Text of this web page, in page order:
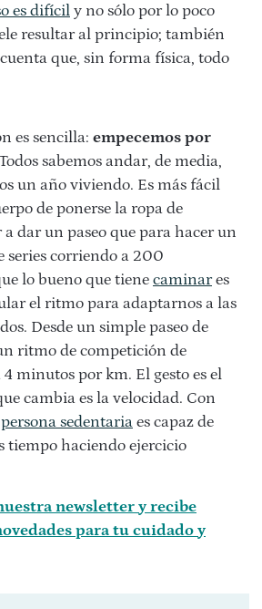
es difícil y no sólo por lo poco
resultar al principio; también
que, sin forma física, todo
es sencilla: empecemos por
sabemos andar, de media,
un año viviendo. Es más fácil
de ponerse la ropa de
dar un paseo que para hacer un
series corriendo a 200
lo bueno que tiene caminares
el ritmo para adaptarnos a las
Desde un simple paseo de
ritmo de competición de
minutos por km. El gesto es el
cambia es la velocidad. Con
persona sedentaria es capaz de
tiempo haciendo ejercicio
newsletter y recibe
para tu cuidado y